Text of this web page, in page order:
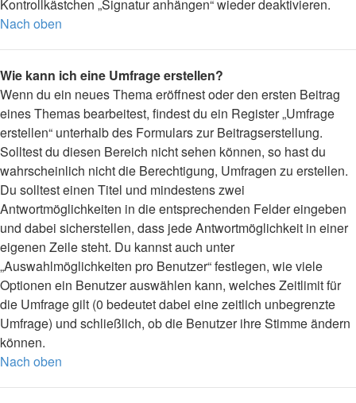
Kontrollkästchen „Signatur anhängen“ wieder deaktivieren.
Nach oben
Wie kann ich eine Umfrage erstellen?
Wenn du ein neues Thema eröffnest oder den ersten Beitrag
eines Themas bearbeitest, findest du ein Register „Umfrage
erstellen“ unterhalb des Formulars zur Beitragserstellung.
Solltest du diesen Bereich nicht sehen können, so hast du
wahrscheinlich nicht die Berechtigung, Umfragen zu erstellen.
Du solltest einen Titel und mindestens zwei
Antwortmöglichkeiten in die entsprechenden Felder eingeben
und dabei sicherstellen, dass jede Antwortmöglichkeit in einer
eigenen Zeile steht. Du kannst auch unter
„Auswahlmöglichkeiten pro Benutzer“ festlegen, wie viele
Optionen ein Benutzer auswählen kann, welches Zeitlimit für
die Umfrage gilt (0 bedeutet dabei eine zeitlich unbegrenzte
Umfrage) und schließlich, ob die Benutzer ihre Stimme ändern
können.
Nach oben